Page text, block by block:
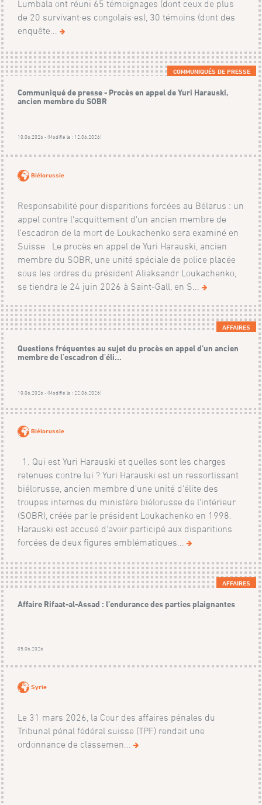
Lumbala ont réuni 65 témoignages (dont ceux de plus
de 20 survivant·es congolais·es), 30 témoins (dont des
enquête...
COMMUNIQUÉS DE PRESSE
Communiqué de presse - Procès en appel de Yuri Harauski,
ancien membre du SOBR
10.06.2026 - (Modifié le : 12.06.2026)
Biélorussie
Responsabilité pour disparitions forcées au Bélarus : un
appel contre l'acquittement d'un ancien membre de
l'escadron de la mort de Loukachenko sera examiné en
Suisse Le procès en appel de Yuri Harauski, ancien
membre du SOBR, une unité spéciale de police placée
sous les ordres du président Aliaksandr Loukachenko,
se tiendra le 24 juin 2026 à Saint-Gall, en S...
AFFAIRES
Questions fréquentes au sujet du procès en appel d’un ancien
membre de l'escadron d'éli...
10.06.2026 - (Modifié le : 22.06.2026)
Biélorussie
1. Qui est Yuri Harauski et quelles sont les charges
retenues contre lui ? Yuri Harauski est un ressortissant
biélorusse, ancien membre d'une unité d'élite des
troupes internes du ministère biélorusse de l'intérieur
(SOBR), créée par le président Loukachenko en 1998.
Harauski est accusé d'avoir participé aux disparitions
forcées de deux figures emblématiques...
AFFAIRES
Affaire Rifaat-al-Assad : l’endurance des parties plaignantes
05.06.2026
Syrie
Le 31 mars 2026, la Cour des affaires pénales du
Tribunal pénal fédéral suisse (TPF) rendait une
ordonnance de classemen...